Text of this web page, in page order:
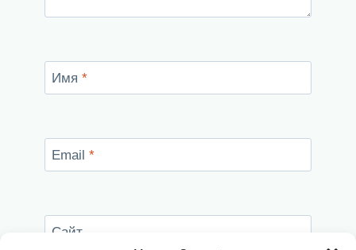
Имя *
Email *
Сайт